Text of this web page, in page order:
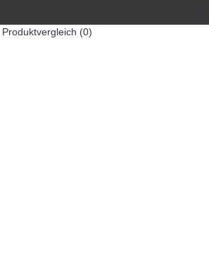
Produktvergleich (0)